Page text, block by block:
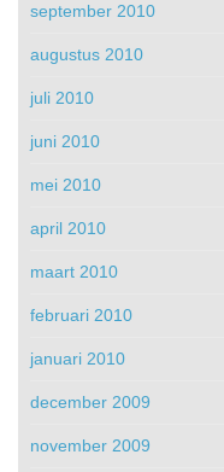
september 2010
augustus 2010
juli 2010
juni 2010
mei 2010
april 2010
maart 2010
februari 2010
januari 2010
december 2009
november 2009